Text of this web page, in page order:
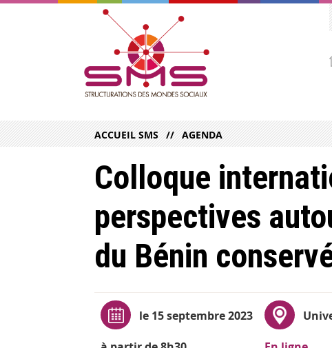
ACCUEIL SMS AGENDA
Colloque
perspectives
du Bénin
le 15 septembre 2023